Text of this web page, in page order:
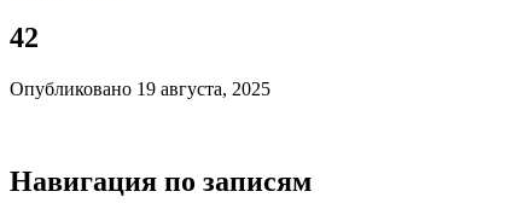
42
Опубликовано 19 августа, 2025
Навигация по записям